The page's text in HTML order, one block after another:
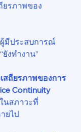
ยรภาพของ
มีประสบการณ์
งทำงาน”
สถียรภาพของการ
Continuity
นสภาวะที่
ยไป